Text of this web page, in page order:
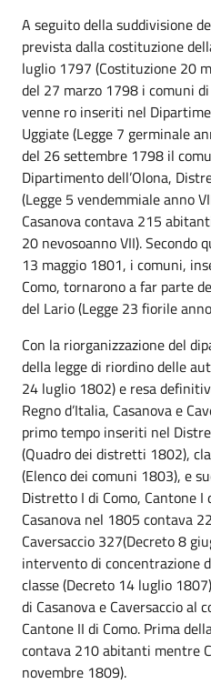
A seguito della suddivisione
prevista dalla costituzione
luglio 1797 (Costituzione 20
del 27 marzo 1798 i comuni
venne ro inseriti nel
Uggiate (Legge 7 germinale
del 26 settembre 1798 il
Dipartimento dell’Olona,
(Legge 5 vendemmiale anno
Casanova contava 215
20 nevosoanno VII). Secondo
13 maggio 1801, i comuni,
Como, tornarono a far parte
del Lario (Legge 23 fiorile
Con la riorganizzazione del
della legge di riordino delle
24 luglio 1802) e resa
Regno d’Italia, Casanova e
primo tempo inseriti nel
(Quadro dei distretti 1802),
(Elenco dei comuni 1803), e
Distretto I di Como, Cantone I
Casanova nel 1805 contava
Caversaccio 327(Decreto 8
intervento di concentrazione
classe (Decreto 14 luglio
di Casanova e Caversaccio al
Cantone II di Como. Prima
contava 210 abitanti mentre
novembre 1809).